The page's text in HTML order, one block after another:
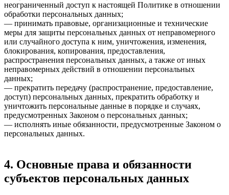
неограниченный доступ к настоящей Политике в отношении
обработки персональных данных;
— принимать правовые, организационные и технические
меры для защиты персональных данных от неправомерного
или случайного доступа к ним, уничтожения, изменения,
блокирования, копирования, предоставления,
распространения персональных данных, а также от иных
неправомерных действий в отношении персональных
данных;
— прекратить передачу (распространение, предоставление,
доступ) персональных данных, прекратить обработку и
уничтожить персональные данные в порядке и случаях,
предусмотренных Законом о персональных данных;
— исполнять иные обязанности, предусмотренные Законом о
персональных данных.
4. Основные права и обязанности
субъектов персональных данных